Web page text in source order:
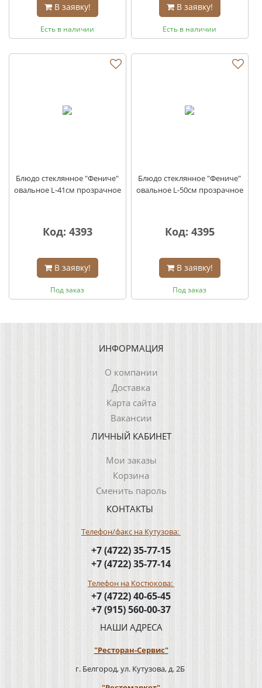
В заявку!
Есть в наличии
В заявку!
Есть в наличии
Блюдо стеклянное "Фениче"
овальное L-41см прозрачное
Код: 4393
В заявку!
Под заказ
Блюдо стеклянное "Фениче"
овальное L-50см прозрачное
Код: 4395
В заявку!
Под заказ
ИНФОРМАЦИЯ
О компании
Доставка
Карта сайта
Вакансии
ЛИЧНЫЙ КАБИНЕТ
Мои заказы
Корзина
Сменить пароль
КОНТАКТЫ
Телефон/факс на Кутузова:
+7 (4722) 35-77-15
+7 (4722) 35-77-14
Телефон на Костюкова:
+7 (4722) 40-65-45
+7 (915) 560-00-37
НАШИ АДРЕСА
"Ресторан-Сервис"
г. Белгород, ул. Кутузова, д. 2Б